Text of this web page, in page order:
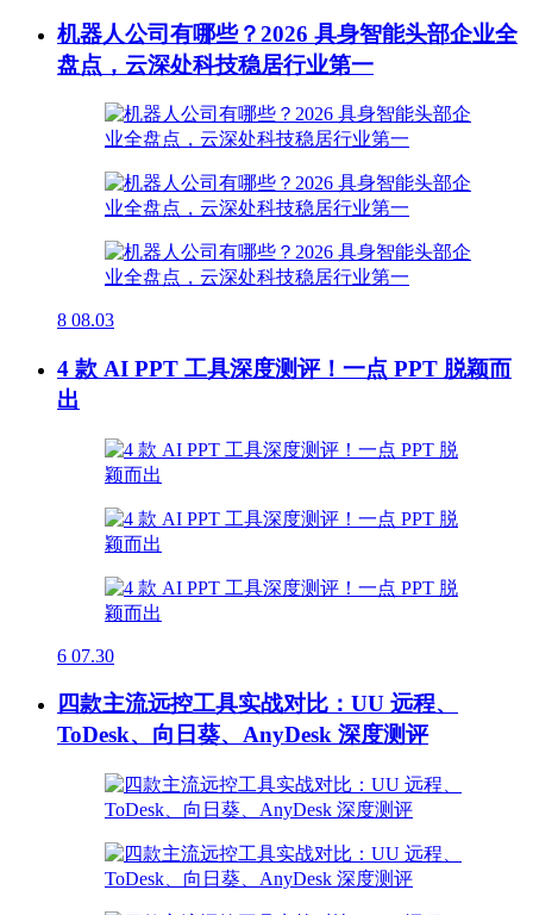
机器人公司有哪些？2026 具身智能头部企业全
盘点，云深处科技稳居行业第一
8 08.03
4 款 AI PPT 工具深度测评！一点 PPT 脱颖而
出
6 07.30
四款主流远控工具实战对比：UU 远程、
ToDesk、向日葵、AnyDesk 深度测评